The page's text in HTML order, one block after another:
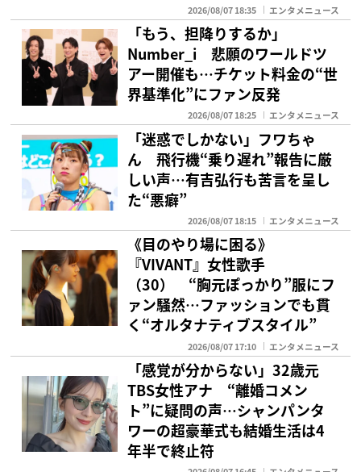
2026/08/07 18:35 エンタメニュース
「もう、担降りするか」
Number_i 悲願のワールドツ
アー開催も…チケット料金の“世
界基準化”にファン反発
2026/08/07 18:25 エンタメニュース
「迷惑でしかない」フワちゃ
ん 飛行機“乗り遅れ”報告に厳
しい声…有吉弘行も苦言を呈し
た“悪癖”
2026/08/07 18:15 エンタメニュース
《目のやり場に困る》
『VIVANT』女性歌手
（30） “胸元ぽっかり”服にフ
ァン騒然…ファッションでも貫
く“オルタナティブスタイル”
2026/08/07 17:10 エンタメニュース
「感覚が分からない」32歳元
TBS女性アナ “離婚コメン
ト”に疑問の声…シャンパンタ
ワーの超豪華式も結婚生活は4
年半で終止符